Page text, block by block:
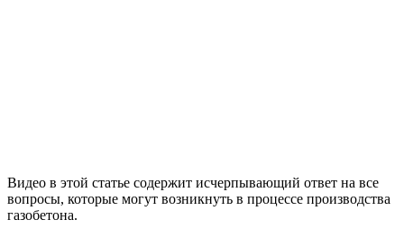
Видео в этой статье содержит исчерпывающий ответ на все
вопросы, которые могут возникнуть в процессе производства
газобетона.